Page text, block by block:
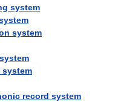
system
system
record system